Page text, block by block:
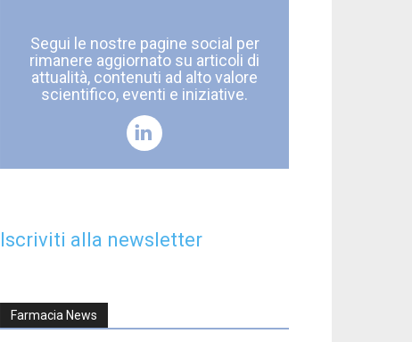
Segui le nostre pagine social per
rimanere aggiornato su articoli di
attualità, contenuti ad alto valore
scientifico, eventi e iniziative.
Iscriviti alla newsletter
Farmacia News